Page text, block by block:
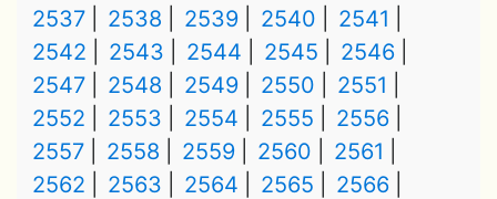
2537
2538 2539 2540
2541
2542
2543 2544 2545
2546
2547
2548 2549 2550
2551
2552
2553 2554 2555
2556
2557
2558 2559 2560
2561
2562
2563 2564 2565
2566